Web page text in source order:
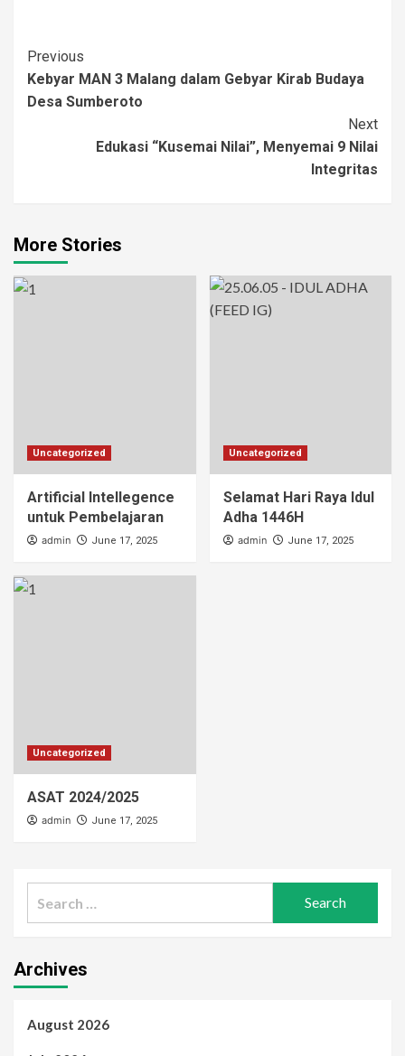
Post
Navigation
Previous
Kebyar MAN 3 Malang dalam Gebyar Kirab Budaya
Desa Sumberoto
Next
Edukasi “Kusemai Nilai”, Menyemai 9 Nilai
Integritas
More Stories
Uncategorized
Artificial Intellegence
untuk Pembelajaran
admin June 17, 2025
Uncategorized
Selamat Hari Raya Idul
Adha 1446H
admin June 17, 2025
Uncategorized
ASAT 2024/2025
admin June 17, 2025
Archives
August 2026